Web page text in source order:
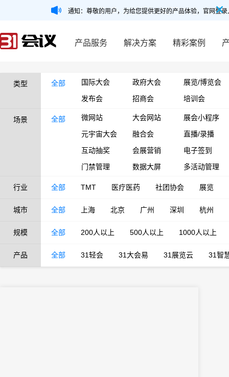
通知：尊敬的用户，为给您提供更好的产品体验，官网登
产品服务 解决方案 精彩案例
类型 全部 国际大会 政府大会
展览/博览会
发布会
招商会 培训会
场景 全部 微网站 大会网站
展会小程序
元宇宙大会
融合会
直播/录播
互动抽奖
会展营销
电子签到
门禁管理
数据大屏 多活动管理
行业 全部 TMT 医疗医药 社团协会 展览
城市 全部 上海 北京 广州 深圳 杭州
规模 全部 200人以上 500人以上 1000人以上
产品 全部 31轻会 31大会易 31展览云 31智